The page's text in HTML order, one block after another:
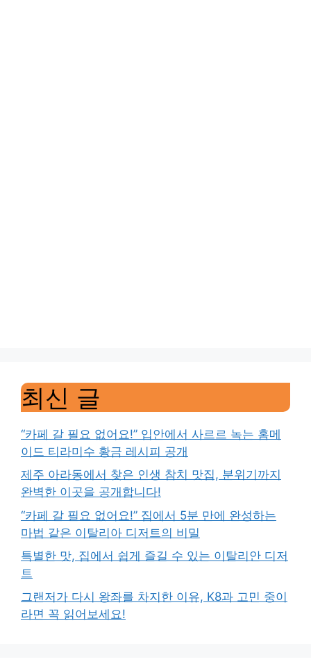
최신 글
“카페 갈 필요 없어요!” 입안에서 사르르 녹는 홈메
이드 티라미수 황금 레시피 공개
제주 아라동에서 찾은 인생 참치 맛집, 분위기까지
완벽한 이곳을 공개합니다!
“카페 갈 필요 없어요!” 집에서 5분 만에 완성하는
마법 같은 이탈리아 디저트의 비밀
특별한 맛, 집에서 쉽게 즐길 수 있는 이탈리안 디저
트
그랜저가 다시 왕좌를 차지한 이유, K8과 고민 중이
라면 꼭 읽어보세요!